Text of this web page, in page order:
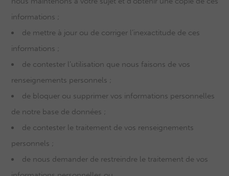
informations ;
de mettre à jour ou de corriger l’inexactitude de ces
informations ;
de contester l’utilisation que nous faisons de vos
renseignements personnels ;
de bloquer ou supprimer vos informations personnelles
de notre base de données ;
de contester le traitement de vos renseignements
personnels ;
de nous demander de restreindre le traitement de vos